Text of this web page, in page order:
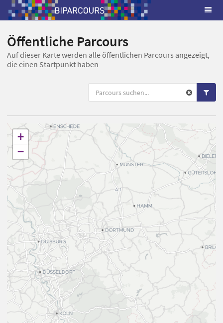
Öffentliche Parcours
Auf dieser Karte werden alle öffentlichen Parcours angezeigt,
die einen Startpunkt haben
+
−